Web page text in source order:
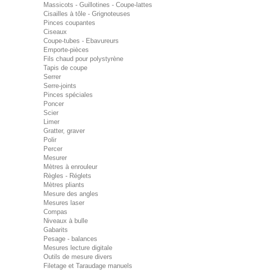
Massicots - Guillotines - Coupe-lattes
Cisailles à tôle - Grignoteuses
Pinces coupantes
Ciseaux
Coupe-tubes - Ebavureurs
Emporte-pièces
Fils chaud pour polystyrène
Tapis de coupe
Serrer
Serre-joints
Pinces spéciales
Poncer
Scier
Limer
Gratter, graver
Polir
Percer
Mesurer
Mètres à enrouleur
Règles - Réglets
Mètres pliants
Mesure des angles
Mesures laser
Compas
Niveaux à bulle
Gabarits
Pesage - balances
Mesures lecture digitale
Outils de mesure divers
Filetage et Taraudage manuels